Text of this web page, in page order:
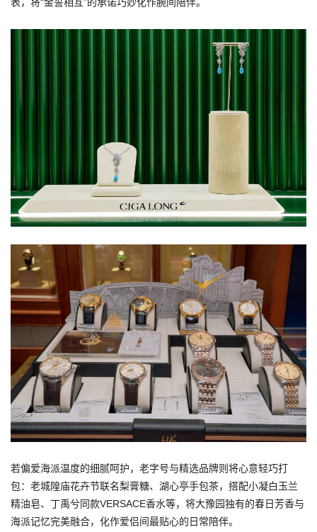
表，将“金誓相互”的承诺巧妙化作腕间陪伴。
若偏爱海派温度的细腻呵护，老字号与精选品牌则将心意轻巧打
包：老城隍庙花卉节联名梨膏糖、湖心亭手包茶，搭配小凝白玉兰
精油皂、丁禹兮同款VERSACE香水等，将大豫园独有的春日芳香与
海派记忆完美融合，化作爱侣间最贴心的日常陪伴。